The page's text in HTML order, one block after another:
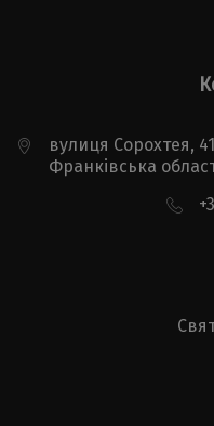
вулиця Сорохтея,
Франківська